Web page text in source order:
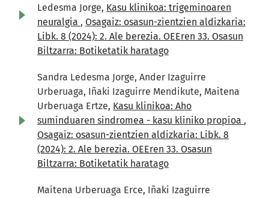
Ledesma Jorge, Kasu klinikoa: trigeminoaren
neuralgia , Osagaiz: osasun-zientzien aldizkaria:
Libk. 8 (2024): 2. Ale berezia. OEEren 33. Osasun
Biltzarra: Botiketatik haratago
Sandra Ledesma Jorge, Ander Izaguirre
Urberuaga, Iñaki Izaguirre Mendikute, Maitena
Urberuaga Ertze, Kasu klinikoa: Aho
suminduaren sindromea - kasu kliniko propioa ,
Osagaiz: osasun-zientzien aldizkaria: Libk. 8
(2024): 2. Ale berezia. OEEren 33. Osasun
Biltzarra: Botiketatik haratago
Maitena Urberuaga Erce, Iñaki Izaguirre